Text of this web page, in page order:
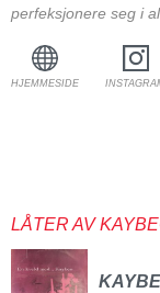
perfeksjonere seg i
HJEMMESIDE
LÅTER AV